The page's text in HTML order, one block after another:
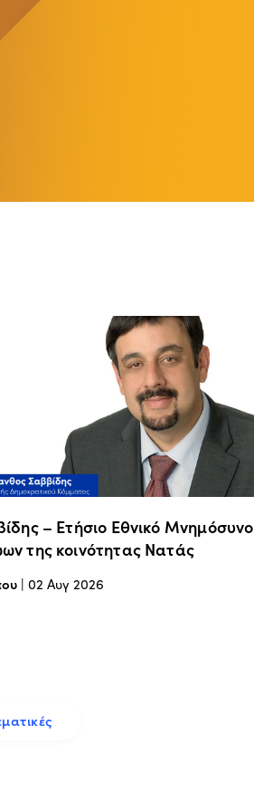
– Ετήσιο Εθνικό Μνημόσυνο
της κοινότητας Νατάς
| 02 Αυγ 2026